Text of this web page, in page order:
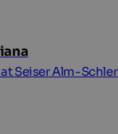
Seiser Alm-